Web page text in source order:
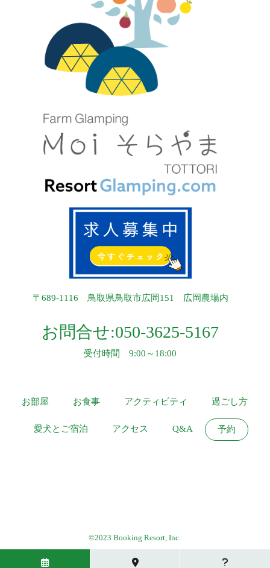
〒689-1116 鳥取県鳥取市広岡151 広岡農場内
お問合せ:050-3625-5167
受付時間 9:00～18:00
お部屋 お食事 アクティビティ 過ごし方
愛犬とご宿泊 アクセス Q&A 予約
©2023 Booking Resort, Inc.